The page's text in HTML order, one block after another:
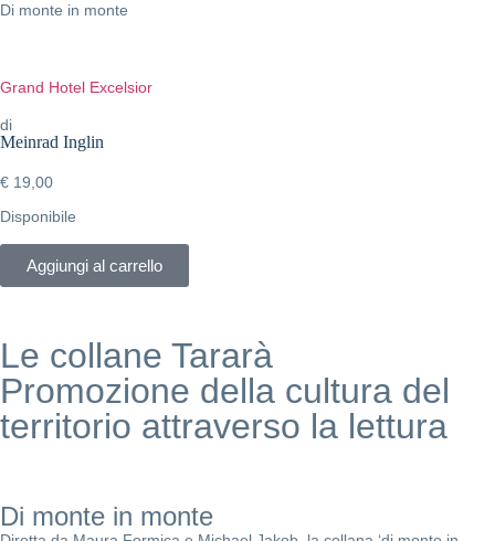
Di monte in monte
Grand Hotel Excelsior
di
Meinrad Inglin
€ 19,00
Disponibile
Aggiungi al carrello
Le collane Tararà
Promozione della cultura del
territorio attraverso la lettura
Di monte in monte